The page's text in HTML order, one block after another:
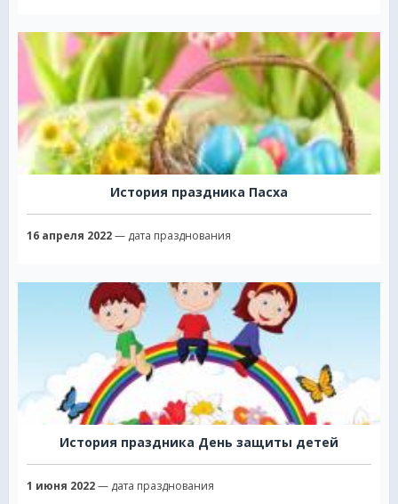
История праздника Пасха
16 апреля 2022— дата празднования
История праздника День защиты детей
1 июня 2022— дата празднования